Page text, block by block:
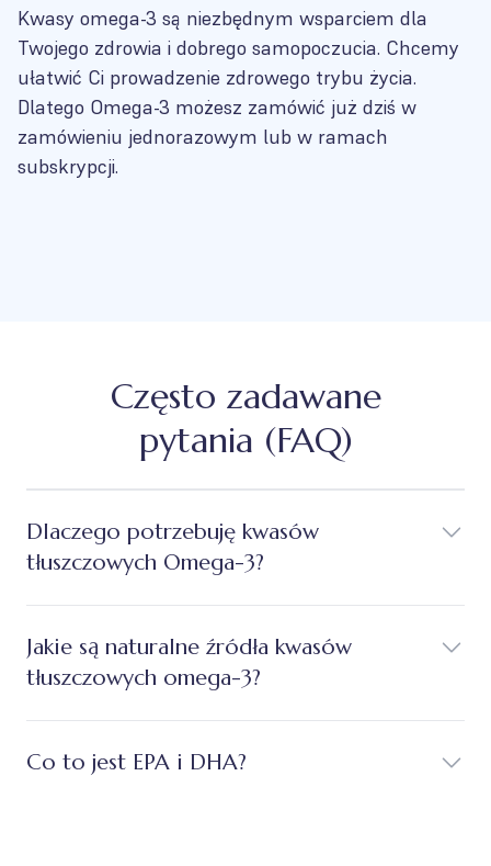
Kwasy omega-3 są niezbędnym wsparciem dla
Twojego zdrowia i dobrego samopoczucia. Chcemy
ułatwić Ci prowadzenie zdrowego trybu życia.
Dlatego Omega-3 możesz zamówić już dziś w
zamówieniu jednorazowym lub w ramach
subskrypcji.
Często zadawane
pytania (FAQ)
Dlaczego potrzebuję kwasów
tłuszczowych Omega-3?
Jakie są naturalne źródła kwasów
tłuszczowych omega-3?
Co to jest EPA i DHA?